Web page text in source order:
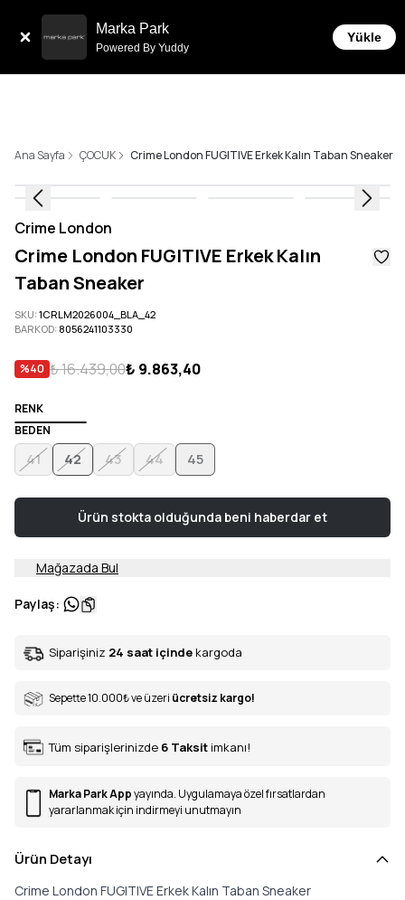
Marka Park
Powered By Yuddy
Yükle
Ana Sayfa ÇOCUK Crime London FUGITIVE Erkek Kalın Taban Sneaker
Crime London
Crime London FUGITIVE Erkek Kalın
Taban Sneaker
SKU:1CRLM2026004_BLA_42
BARKOD: 8056241103330
%40 ₺ 16.439,00₺ 9.863,40
RENK
BEDEN
41 42 43 44 45
Ürün stokta olduğunda beni haberdar et
Mağazada Bul
Paylaş:
Siparişiniz 24 saat içinde kargoda
Sepette 10.000₺ve üzeri ücretsiz kargo!
Tüm siparişlerinizde 6 Taksit imkanı!
Marka Park Appyayında. Uygulamaya özel fırsatlardan
yararlanmak için indirmeyi unutmayın
Ürün Detayı
Crime London FUGITIVE Erkek Kalın Taban Sneaker